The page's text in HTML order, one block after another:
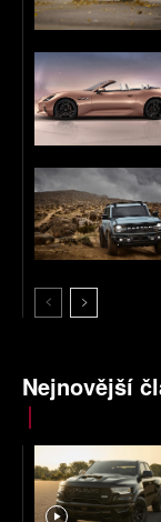
Nejnovější